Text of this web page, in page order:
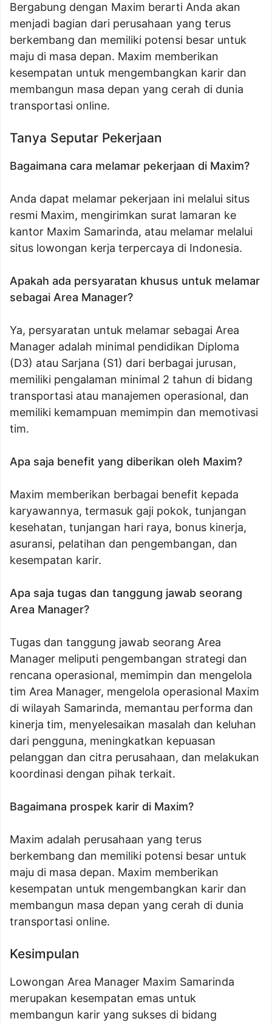
Bergabung dengan Maxim berarti Anda akan
menjadi bagian dari perusahaan yang terus
berkembang dan memiliki potensi besar untuk
maju di masa depan. Maxim memberikan
kesempatan untuk mengembangkan karir dan
membangun masa depan yang cerah di dunia
transportasi online.
Tanya Seputar Pekerjaan
Bagaimana cara melamar pekerjaan di Maxim?
Anda dapat melamar pekerjaan ini melalui situs
resmi Maxim, mengirimkan surat lamaran ke
kantor Maxim Samarinda, atau melamar melalui
situs lowongan kerja terpercaya di Indonesia.
Apakah ada persyaratan khusus untuk melamar
sebagai Area Manager?
Ya, persyaratan untuk melamar sebagai Area
Manager adalah minimal pendidikan Diploma
(D3) atau Sarjana (S1) dari berbagai jurusan,
memiliki pengalaman minimal 2 tahun di bidang
transportasi atau manajemen operasional, dan
memiliki kemampuan memimpin dan memotivasi
tim.
Apa saja benefit yang diberikan oleh Maxim?
Maxim memberikan berbagai benefit kepada
karyawannya, termasuk gaji pokok, tunjangan
kesehatan, tunjangan hari raya, bonus kinerja,
asuransi, pelatihan dan pengembangan, dan
kesempatan karir.
Apa saja tugas dan tanggung jawab seorang
Area Manager?
Tugas dan tanggung jawab seorang Area
Manager meliputi pengembangan strategi dan
rencana operasional, memimpin dan mengelola
tim Area Manager, mengelola operasional Maxim
di wilayah Samarinda, memantau performa dan
kinerja tim, menyelesaikan masalah dan keluhan
dari pengguna, meningkatkan kepuasan
pelanggan dan citra perusahaan, dan melakukan
koordinasi dengan pihak terkait.
Bagaimana prospek karir di Maxim?
Maxim adalah perusahaan yang terus
berkembang dan memiliki potensi besar untuk
maju di masa depan. Maxim memberikan
kesempatan untuk mengembangkan karir dan
membangun masa depan yang cerah di dunia
transportasi online.
Kesimpulan
Lowongan Area Manager Maxim Samarinda
merupakan kesempatan emas untuk
membangun karir yang sukses di bidang